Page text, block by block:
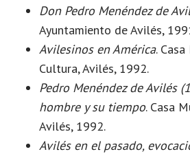
Don Pedro Menéndez de
Ayuntamiento de Avilés,
Avilesinos en América.
Cultura, Avilés, 1992.
Pedro Menéndez de Avilés
hombre y su tiempo. Casa
Avilés, 1992.
Avilés en el pasado,